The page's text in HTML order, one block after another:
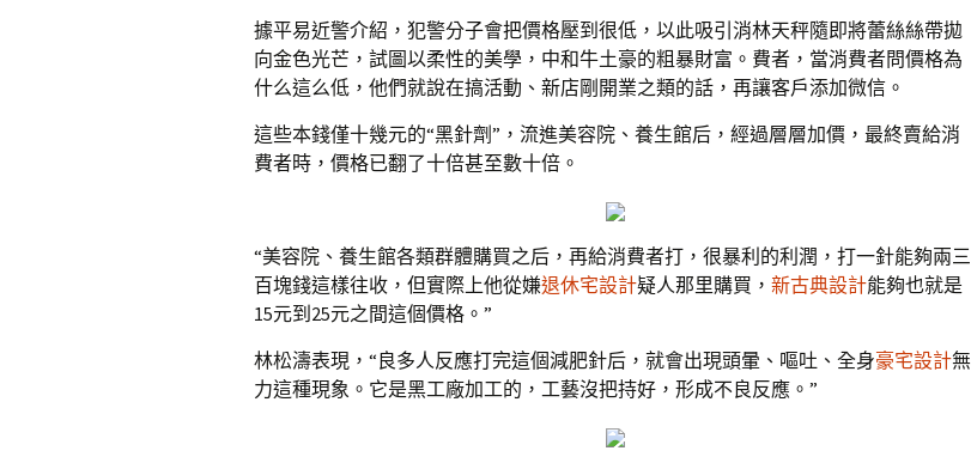
據平易近警介紹，犯警分子會把價格壓到很低，以此吸引消林天秤隨即將蕾絲絲帶拋
向金色光芒，試圖以柔性的美學，中和牛土豪的粗暴財富。費者，當消費者問價格為
什么這么低，他們就說在搞活動、新店剛開業之類的話，再讓客戶添加微信。
這些本錢僅十幾元的“黑針劑”，流進美容院、養生館后，經過層層加價，最終賣給消
費者時，價格已翻了十倍甚至數十倍。
“美容院、養生館各類群體購買之后，再給消費者打，很暴利的利潤，打一針能夠兩三
百塊錢這樣往收，但實際上他從嫌退休宅設計疑人那里購買， 新古典設計能夠也就是
15元到25元之間這個價格。”
林松濤表現，“良多人反應打完這個減肥針后，就會出現頭暈、嘔吐、全身豪宅設計無
力這種現象。它是黑工廠加工的，工藝沒把持好，形成不良反應。”